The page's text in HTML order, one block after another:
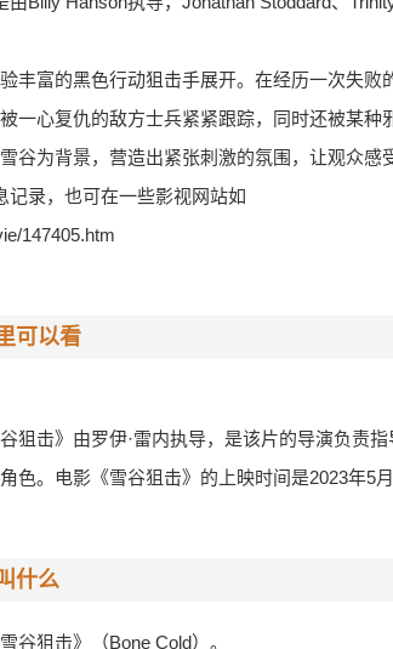
丰富的黑色行动狙击手展开。在经历一次失败
一心复仇的敌方士兵紧紧跟踪，同时还被某
谷为背景，营造出紧张刺激的氛围，让观众感
录，也可在一些影视网站如
147405.htm
可以看
狙击》由罗伊·雷内执导，是该片的导演负责
色。电影《雪谷狙击》的上映时间是2023年5
什么
谷狙击》（Bone Cold）。